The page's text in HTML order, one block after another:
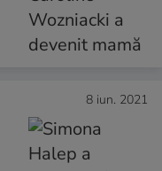
8 iun. 2021